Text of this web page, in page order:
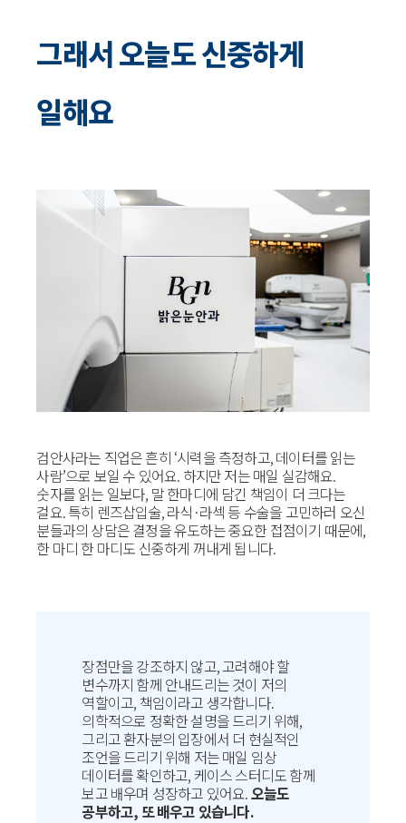
그래서 오늘도 신중하게
일해요
검안사라는 직업은 흔히 ‘시력을 측정하고, 데이터를 읽는
사람’으로 보일 수 있어요. 하지만 저는 매일 실감해요.
숫자를 읽는 일보다, 말 한마디에 담긴 책임이 더 크다는
걸요. 특히 렌즈삽입술, 라식·라섹 등 수술을 고민하러 오신
분들과의 상담은 결정을 유도하는 중요한 접점이기 때문에,
한 마디 한 마디도 신중하게 꺼내게 됩니다.
장점만을 강조하지 않고, 고려해야 할
변수까지 함께 안내드리는 것이 저의
역할이고, 책임이라고 생각합니다.
의학적으로 정확한 설명을 드리기 위해,
그리고 환자분의 입장에서 더 현실적인
조언을 드리기 위해 저는 매일 임상
데이터를 확인하고, 케이스 스터디도 함께
보고 배우며 성장하고 있어요.오늘도
공부하고, 또 배우고 있습니다.